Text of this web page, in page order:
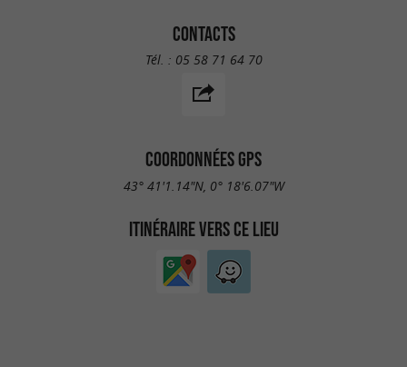
CONTACTS
Tél. : 05 58 71 64 70
COORDONNÉES GPS
43° 41'1.14"N, 0° 18'6.07"W
ITINÉRAIRE VERS CE LIEU